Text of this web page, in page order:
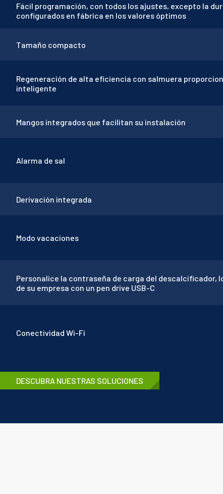
Fácil programación, con todos los ajustes, excepto la
configurados en fábrica en los valores óptimos
Tamaño compacto
Regeneración de alta eficiencia con salmuera
inteligente
Mangos integrados que facilitan su instalación
Alarma de sal
Derivación integrada
Modo vacaciones
Personalice la contraseña de carga del descalcificador,
de su empresa con un pen drive USB-C
Conectividad Wi-Fi
DESCUBRA NUESTRAS SOLUCIONES